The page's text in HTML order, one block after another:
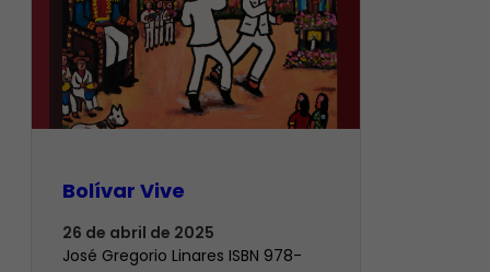
Bolívar Vive
26 de abril de 2025
José Gregorio Linares ISBN 978-